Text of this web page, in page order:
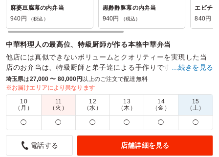
麻婆豆腐幕の内弁当
940円
（税込）
黒酢酢豚幕の内弁当
940円
（税込）
エビチ
840円
中華料理人の最高位、特級厨師が作る本格中華弁当
他店には真似できないボリュームとクオリティーを実現した当
店のお弁当は、特級厨師と弟子達による手作りです。 試作を重
ねた秘伝のレシピ。最強の料理長が鍋を揮います。
商品数： 78 締切日時： 1日前23:45 価格帯： 540円～2,160円
配達時間：
8:00～19:30
味の濃さを選べたので安心して注文できました。
4.5 埼玉県立越谷総合技術高校
…続きを見る
埼玉県は27,000 〜 80,000円以上のご注文で配達無料
※お届けエリアにより異なります
10
（月）
11
（火）
12
（水）
13
（木）
14
（金）
15
（土）
◯ ◯ ◯ ◯ ◯ ◯
電話する 店舗詳細を見る